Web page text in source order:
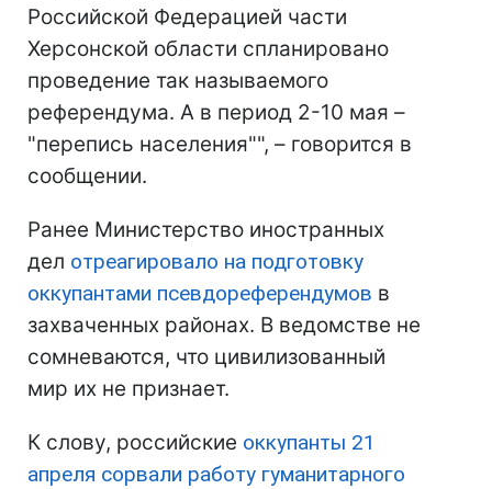
Российской Федерацией части
Херсонской области спланировано
проведение так называемого
референдума. А в период 2-10 мая –
"перепись населения"", – говорится в
сообщении.
Ранее Министерство иностранных
дел отреагировало на подготовку
оккупантами псевдореферендумов в
захваченных районах. В ведомстве не
сомневаются, что цивилизованный
мир их не признает.
К слову, российские оккупанты 21
апреля сорвали работу гуманитарного